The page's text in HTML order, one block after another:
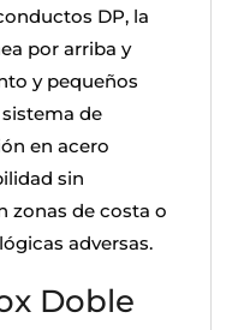
DP, la
por arriba y
y pequeños
de
en acero
sin
zonas de costa o
adversas.
Doble